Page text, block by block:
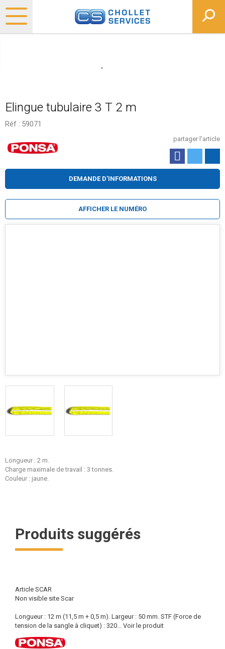
Elingue tubulaire 3 T 2 m
Réf : 59071
partager l'article
Longueur : 2 m.
Charge maximale de travail : 3 tonnes.
Couleur : jaune.
DEMANDE D'INFORMATIONS
AFFICHER LE NUMÉRO
Produits suggérés
Article SCAR
Non visible site Scar
Longueur : 12 m (11,5 m + 0,5 m). Largeur : 50 mm. STF (Force de
tension de la sangle à cliquet) : 320... Voir le produit